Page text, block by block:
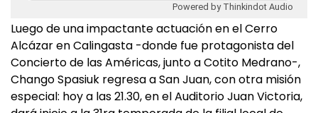
Powered by Thinkindot Audio
Luego de una impactante actuación en el Cerro
Alcázar en Calingasta -donde fue protagonista del
Concierto de las Américas, junto a Cotito Medrano-,
Chango Spasiuk regresa a San Juan, con otra misión
especial: hoy a las 21.30, en el Auditorio Juan Victoria,